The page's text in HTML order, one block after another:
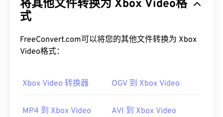
网络是全球移动通信系统 ( GSM) 的标准。由于
UMTS 是一项移动技术，因此 3GP 格式允许 UMTS
播放媒体。
打开 3GP 的最佳应用程序是 AppleQuickTime
数操作系统上都可以轻松打开，包括 Linux、Mac 和
将其他文件转换为 Xbox Video格
式
FreeConvert.com可以将您的其他文件转换为 Xbox
Video格式：
Xbox Video 转换器 OGV 到 Xbox Video
MP4 到 Xbox Video AVI 到 Xbox Video